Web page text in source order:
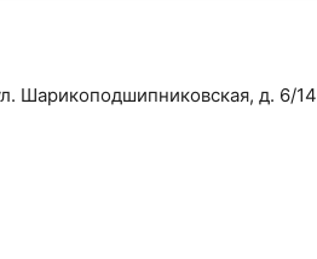
Шарикоподшипниковская, д. 6/14